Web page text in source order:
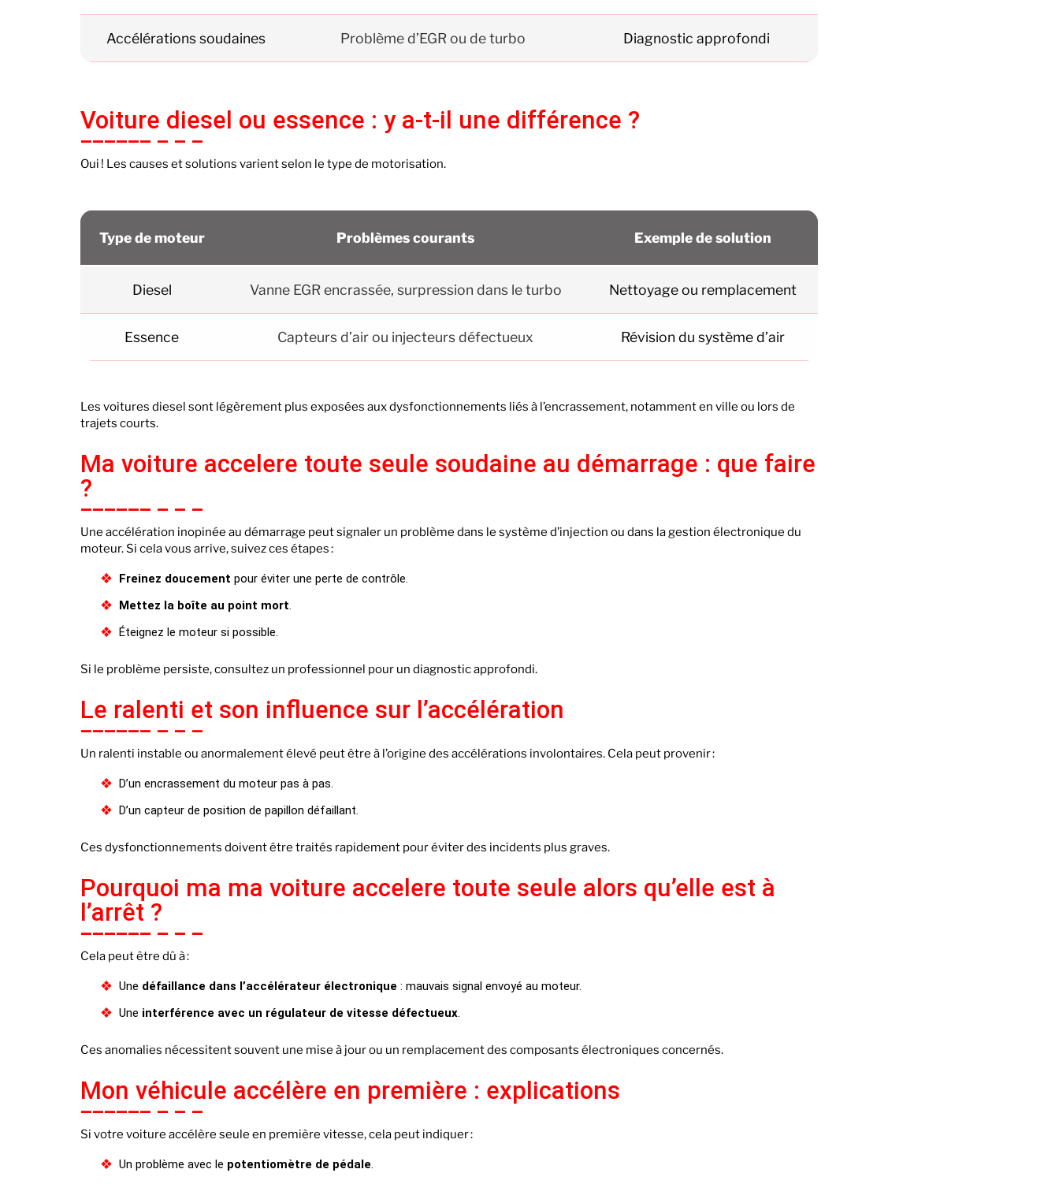
Accélérations soudaines Problème d’EGR ou de turbo Diagnostic approfondi
Voiture diesel ou essence : y a-t-il une différence ?
Oui ! Les causes et solutions varient selon le type de motorisation.
Type de moteur Problèmes courants Exemple de solution
Diesel Vanne EGR encrassée, surpression dans le turbo Nettoyage ou remplacement
Essence Capteurs d’air ou injecteurs défectueux Révision du système d’air
Les voitures diesel sont légèrement plus exposées aux dysfonctionnements liés à l’encrassement, notamment en ville ou lors de
trajets courts.
Ma voiture accelere toute seule soudaine au démarrage : que faire
?
Une accélération inopinée au démarrage peut signaler un problème dans le système d’injection ou dans la gestion électronique du
moteur. Si cela vous arrive, suivez ces étapes :
Freinez doucement pour éviter une perte de contrôle.
Mettez la boîte au point mort.
Éteignez le moteur si possible.
Si le problème persiste, consultez un professionnel pour un diagnostic approfondi.
Le ralenti et son influence sur l’accélération
Un ralenti instable ou anormalement élevé peut être à l’origine des accélérations involontaires. Cela peut provenir :
D’un encrassement du moteur pas à pas.
D’un capteur de position de papillon défaillant.
Ces dysfonctionnements doivent être traités rapidement pour éviter des incidents plus graves.
Pourquoi ma ma voiture accelere toute seule alors qu’elle est à
l’arrêt ?
Cela peut être dû à :
Une défaillance dans l’accélérateur électronique : mauvais signal envoyé au moteur.
Une interférence avec un régulateur de vitesse défectueux.
Ces anomalies nécessitent souvent une mise à jour ou un remplacement des composants électroniques concernés.
Mon véhicule accélère en première : explications
Si votre voiture accélère seule en première vitesse, cela peut indiquer :
Un problème avec le potentiomètre de pédale.